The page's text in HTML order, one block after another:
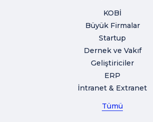
KOBİ
Büyük Firmalar
Startup
Dernek ve Vakıf
Geliştiriciler
ERP
İntranet & Extranet
Tümü